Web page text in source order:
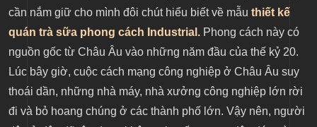
cần nắm giữ cho mình đôi chút hiểu biết về mẫu thiết kế
quán trà sữa phong cách Industrial. Phong cách này có
nguồn gốc từ Châu Âu vào những năm đầu của thế kỷ 20.
Lúc bây giờ, cuộc cách mạng công nghiệp ở Châu Âu suy
thoái dần, những nhà máy, nhà xưởng công nghiệp lớn rời
đi và bỏ hoang chúng ở các thành phố lớn. Vậy nên, người